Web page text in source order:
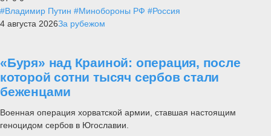
#Владимир Путин #Минобороны РФ #Россия
4 августа 2026За рубежом
«Буря» над Краиной: операция, после
которой сотни тысяч сербов стали
беженцами
Военная операция хорватской армии, ставшая настоящим
геноцидом сербов в Югославии.